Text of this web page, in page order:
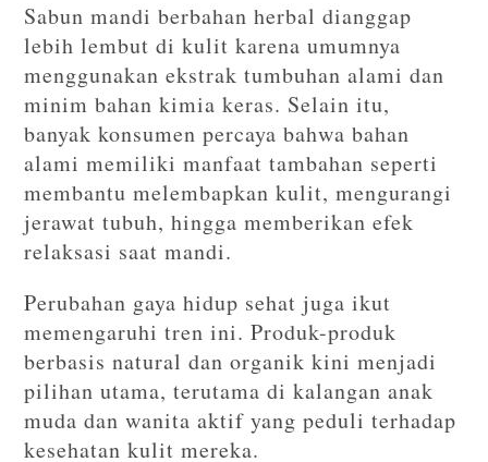
Sabun mandi berbahan herbal dianggap
lebih lembut di kulit karena umumnya
menggunakan ekstrak tumbuhan alami dan
minim bahan kimia keras. Selain itu,
banyak konsumen percaya bahwa bahan
alami memiliki manfaat tambahan seperti
membantu melembapkan kulit, mengurangi
jerawat tubuh, hingga memberikan efek
relaksasi saat mandi.
Perubahan gaya hidup sehat juga ikut
memengaruhi tren ini. Produk-produk
berbasis natural dan organik kini menjadi
pilihan utama, terutama di kalangan anak
muda dan wanita aktif yang peduli terhadap
kesehatan kulit mereka.